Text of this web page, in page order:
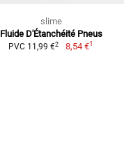
slime
Fluide D'Étanchéité Pneus
PVC 11,99 €2 8,54 €1